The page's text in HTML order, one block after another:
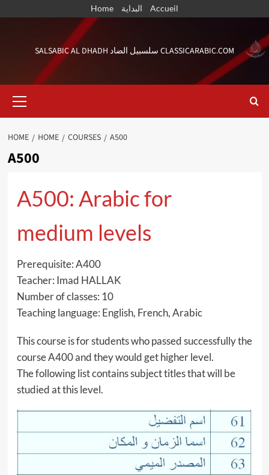
Home البداية Accueil
SALSABIC AL DHADH سلسبيل الضاد CLASSICARABIC.COM
Menu
HOME HOME COURSES A500
A500
A500: Arabic for
medium levels
Prerequisite: A400
Teacher: Imad HALLAK
Number of classes: 10
Teaching language: English, French, Arabic
This course is for students who passed successfully the
course A400 and they would get higher level.
The following list contains subject titles that will be
studied at this level.